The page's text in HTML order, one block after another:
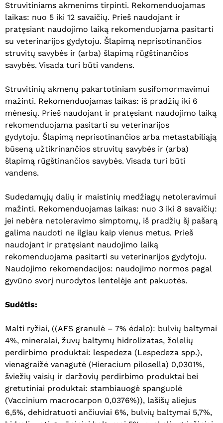
Struvitiniams akmenims tirpinti. Rekomenduojamas
laikas: nuo 5 iki 12 savaičių. Prieš naudojant ir
pratęsiant naudojimo laiką rekomenduojama pasitarti
su veterinarijos gydytoju. Šlapimą neprisotinančios
struvitų savybės ir (arba) šlapimą rūgštinančios
savybės. Visada turi būti vandens.
Struvitinių akmenų pakartotiniam susifomormavimui
mažinti. Rekomenduojamas laikas: iš pradžių iki 6
mėnesių. Prieš naudojant ir pratęsiant naudojimo laiką
rekomenduojama pasitarti su veterinarijos
gydytoju. Šlapimą neprisotinančios arba metastabiliąją
būseną užtikrinančios struvitų savybės ir (arba)
šlapimą rūgštinančios savybės. Visada turi būti
vandens.
Sudedamųjų dalių ir maistinių medžiagų netoleravimui
mažinti. Rekomenduojamas laikas: nuo 3 iki 8 savaičių:
jei nebėra netoleravimo simptomų, iš pradžių šį pašarą
galima naudoti ne ilgiau kaip vienus metus. Prieš
naudojant ir pratęsiant naudojimo laiką
rekomenduojama pasitarti su veterinarijos gydytoju.
Naudojimo rekomendacijos: naudojimo normos pagal
gyvūno svorį nurodytos lentelėje ant pakuotės.
Sudėtis:
Malti ryžiai, ((AFS granulė – 7% ėdalo): bulvių baltymai
4%, mineralai, žuvų baltymų hidrolizatas, žolelių
perdirbimo produktai: lespedeza (Lespedeza spp.),
vienagraižė vanagutė (Hieracium pilosella) 0,0301%,
šviežių vaisių ir daržovių perdirbimo produktai bei
gretutiniai produktai: stambiauogė spanguolė
(Vaccinium macrocarpon 0,0376%)), lašišų aliejus
6,5%, dehidratuoti ančiuviai 6%, bulvių baltymai 5,7%,